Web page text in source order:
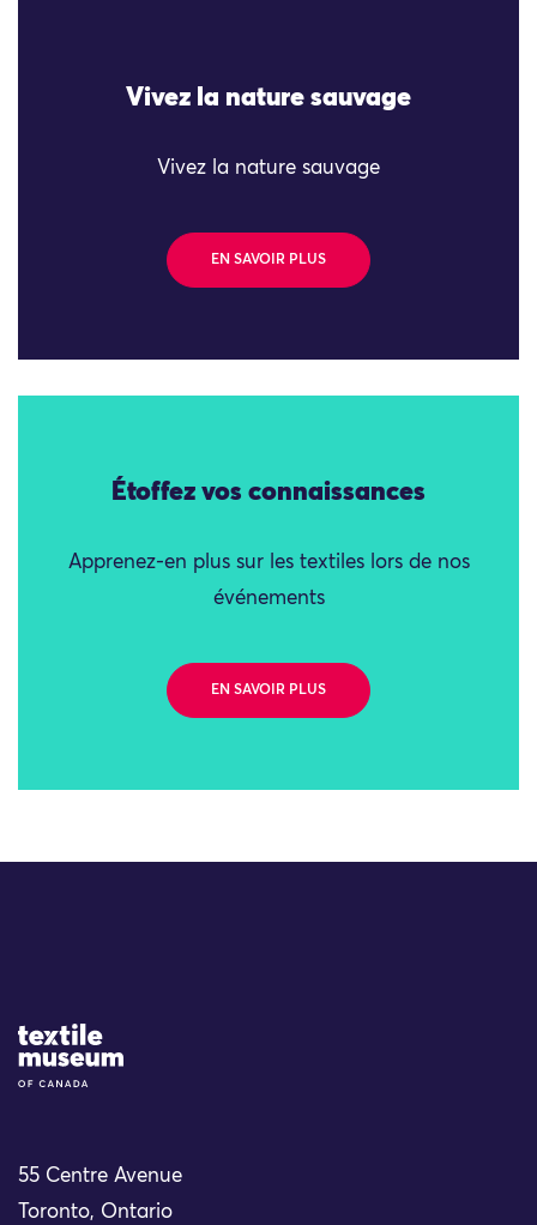
Vivez la nature sauvage
Vivez la nature sauvage
EN SAVOIR PLUS
Étoffez vos connaissances
Apprenez-en plus sur les textiles lors de nos
événements
EN SAVOIR PLUS
Site Logo
55 Centre Avenue
Toronto, Ontario